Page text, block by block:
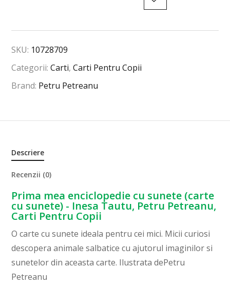
SKU: 10728709
Categorii:Carti,Carti Pentru Copii
Brand: Petru Petreanu
Descriere
Recenzii (0)
Prima mea enciclopedie cu sunete (carte
cu sunete) - Inesa Tautu, Petru Petreanu,
Carti Pentru Copii
O carte cu sunete ideala pentru cei mici. Micii curiosi
descopera animale salbatice cu ajutorul imaginilor si
sunetelor din aceasta carte. Ilustrata dePetru
Petreanu